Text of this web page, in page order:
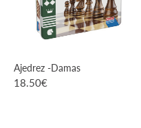
Ajedrez -Damas
18.50€